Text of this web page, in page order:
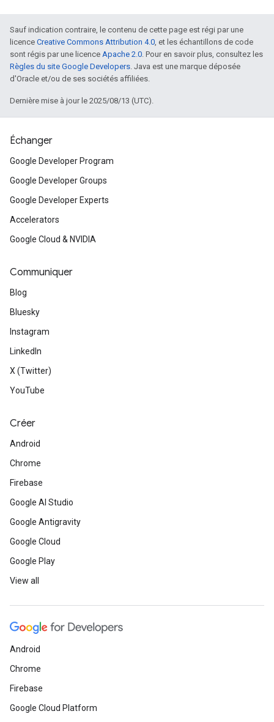
Sauf indication contraire, le contenu de cette page est régi par une
licence Creative Commons Attribution 4.0, et les échantillons de code
sont régis par une licence Apache 2.0. Pour en savoir plus, consultez les
Règles du site Google Developers. Java est une marque déposée
d'Oracle et/ou de ses sociétés affiliées.
Dernière mise à jour le 2025/08/13 (UTC).
Échanger
Google Developer Program
Google Developer Groups
Google Developer Experts
Accelerators
Google Cloud & NVIDIA
Communiquer
Blog
Bluesky
Instagram
LinkedIn
X (Twitter)
YouTube
Créer
Android
Chrome
Firebase
Google AI Studio
Google Antigravity
Google Cloud
Google Play
View all
Android
Chrome
Firebase
Google Cloud Platform